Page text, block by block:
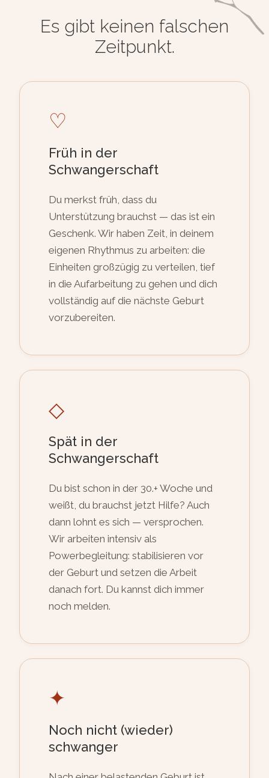
Es gibt keinen falschen
Zeitpunkt.
♡
Früh in der
Schwangerschaft
Du merkst früh, dass du
Unterstützung brauchst — das ist ein
Geschenk. Wir haben Zeit, in deinem
eigenen Rhythmus zu arbeiten: die
Einheiten großzügig zu verteilen, tief
in die Aufarbeitung zu gehen und dich
vollständig auf die nächste Geburt
vorzubereiten.
◇
Spät in der
Schwangerschaft
Du bist schon in der 30.+ Woche und
weißt, du brauchst jetzt Hilfe? Auch
dann lohnt es sich — versprochen.
Wir arbeiten intensiv als
Powerbegleitung: stabilisieren vor
der Geburt und setzen die Arbeit
danach fort. Du kannst dich immer
noch melden.
✦
Noch nicht (wieder)
schwanger